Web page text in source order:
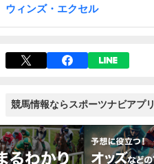
ウィンズ・エクセル
競馬情報ならスポーツナビアプリ